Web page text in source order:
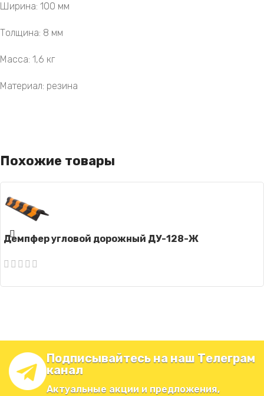
Ширина: 100 мм
Толщина: 8 мм
Масса: 1,6 кг
Материал: резина
Похожие товары
Демпфер угловой дорожный ДУ-128-Ж
Подписывайтесь на наш Телеграм
канал
Актуальные акции и предложения,